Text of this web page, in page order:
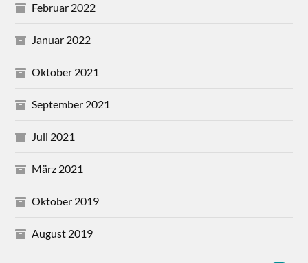
Februar 2022
Januar 2022
Oktober 2021
September 2021
Juli 2021
März 2021
Oktober 2019
August 2019